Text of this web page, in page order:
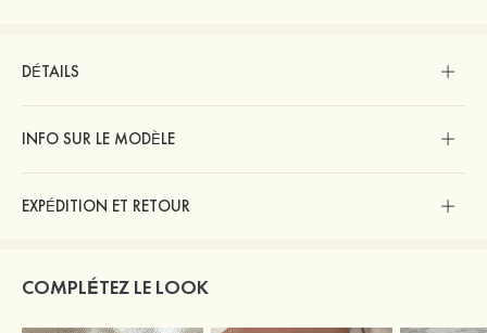
DÉTAILS
INFO SUR LE MODÈLE
EXPÉDITION ET RETOUR
COMPLÉTEZ LE LOOK